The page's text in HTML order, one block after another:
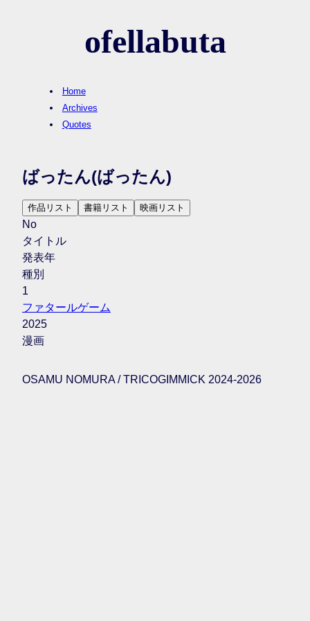
ofellabuta
Home
Archives
Quotes
ばったん(ばったん)
作品リスト 書籍リスト 映画リスト
No
タイトル
発表年
種別
1
ファタールゲーム
2025
漫画
OSAMU NOMURA / TRICOGIMMICK 2024-2026